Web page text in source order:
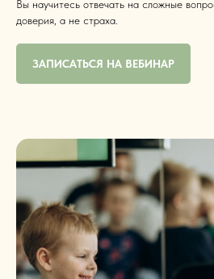
Вы научитесь отвечать на сложные
доверия, а не страха.
ЗАПИСАТЬСЯ НА ВЕБИНАР